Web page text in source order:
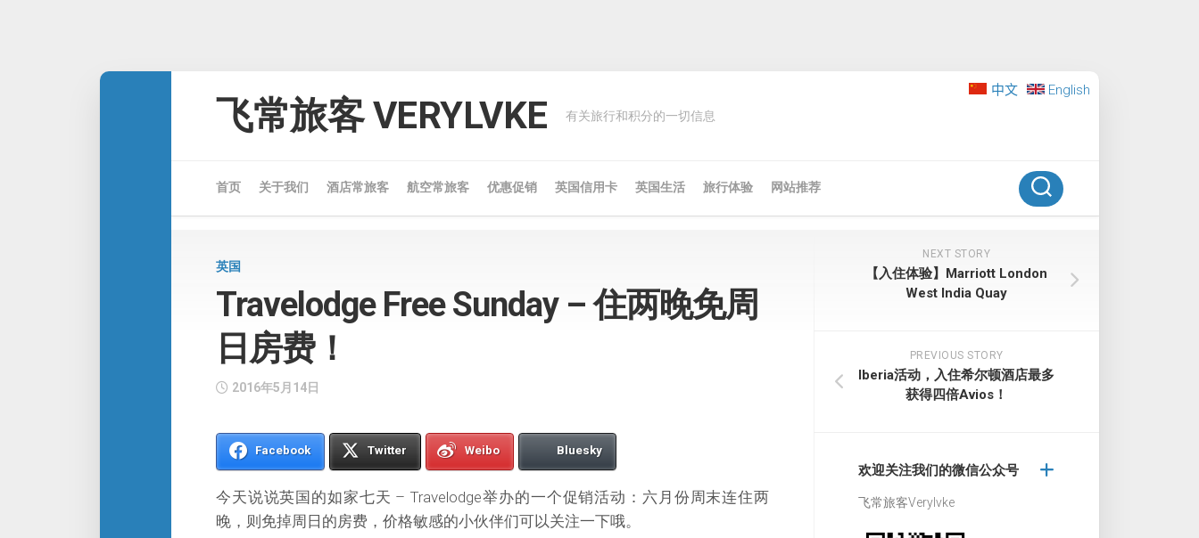
飞常旅客 VERYLVKE 有关旅行和积分的一切信息
首页 关于我们 酒店常旅客 航空常旅客 优惠促销 英国信用卡 英国生活 旅行体验 网站推荐
中文 English
英国
Travelodge Free Sunday – 住两晚免周
日房费！
2016年5月14日
Facebook Twitter Weibo Bluesky
今天说说英国的如家七天 – Travelodge举办的一个促销活动：六月份周末连住两
晚，则免掉周日的房费，价格敏感的小伙伴们可以关注一下哦。
NEXT STORY
【入住体验】Marriott London
West India Quay
PREVIOUS STORY
Iberia活动，入住希尔顿酒店最多
获得四倍Avios！
欢迎关注我们的微信公众号
飞常旅客Verylvke